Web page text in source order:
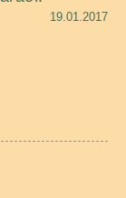
19.01.2017